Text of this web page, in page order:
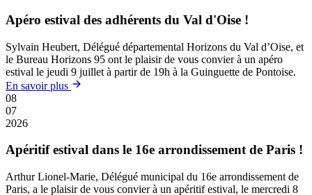
Apéro estival des adhérents du Val d'Oise !
Sylvain Heubert, Délégué départemental Horizons du Val d’Oise, et
le Bureau Horizons 95 ont le plaisir de vous convier à un apéro
estival le jeudi 9 juillet à partir de 19h à la Guinguette de Pontoise.
En savoir plus
08
07
2026
Apéritif estival dans le 16e arrondissement de Paris !
Arthur Lionel-Marie, Délégué municipal du 16e arrondissement de
Paris, a le plaisir de vous convier à un apéritif estival, le mercredi 8